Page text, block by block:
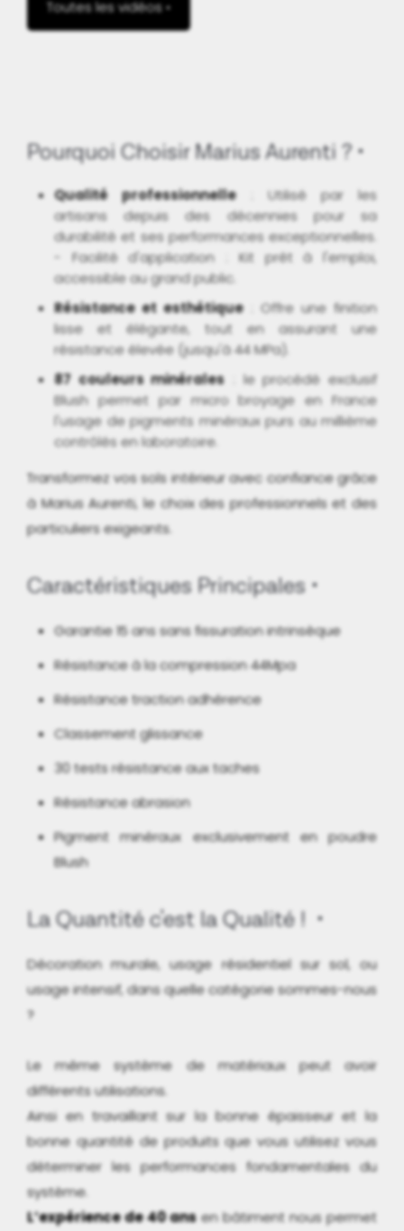
Toutes les vidéos •
Pourquoi Choisir Marius Aurenti ?
Qualité professionnelle: Utilisé par les
artisans depuis des décennies pour sa
durabilité et ses performances exceptionnelles.
- Facilité d'application : Kit prêt à l'emploi,
accessible au grand public.
Résistance et esthétique: Offre une finition
lisse et élégante, tout en assurant une
résistance élevée (jusqu'à 44 MPa).
87 couleurs minérales: le procédé exclusif
Blush permet par micro broyage en France
l'usage de pigments minéraux purs au millième
contrôlés en laboratoire.
Transformez vos sols intérieur avec confiance grâce
à Marius Aurenti, le choix des professionnels et des
particuliers exigeants.
Caractéristiques Principales
Garantie 15 ans sans fissuration intrinsèque
Résistance à la compression 44Mpa
Résistance traction adhérence
Classement glissance
30 tests résistance aux taches
Résistance abrasion
Pigment minéraux exclusivement en poudre
Blush
La Quantité c'est la Qualité !
Décoration murale, usage résidentiel sur sol, ou
usage intensif, dans quelle catégorie sommes-nous
?
Le même système de matériaux peut avoir
différents utilisations.
Ainsi en travaillant sur la bonne épaisseur et la
bonne quantité de produits que vous utilisez vous
déterminer les performances fondamentales du
système.
L’expérience de 40 ansen bâtiment nous permet